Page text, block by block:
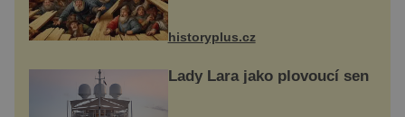
posílá svého syna a dědice
Jindřicha VI. do Erfurtu, aby se stal
prostředníkem při řešení sporu m...
historyplus.cz
Lady Lara jako plovoucí sen